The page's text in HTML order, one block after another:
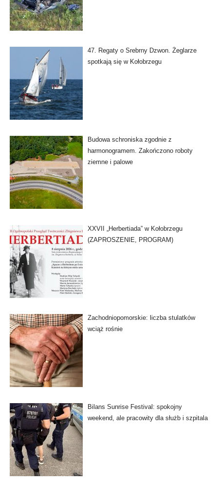
47. Regaty o Srebrny Dzwon. Żeglarze
spotkają się w Kołobrzegu
Budowa schroniska zgodnie z
harmonogramem. Zakończono roboty
ziemne i palowe
XXVII „Herbertiada” w Kołobrzegu
(ZAPROSZENIE, PROGRAM)
Zachodniopomorskie: liczba stulatków
wciąż rośnie
Bilans Sunrise Festival: spokojny
weekend, ale pracowity dla służb i szpitala